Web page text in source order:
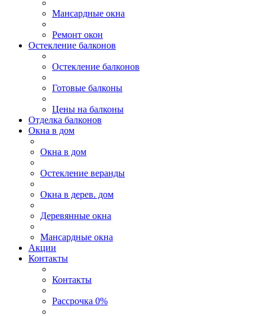
Мансардные окна
Ремонт окон
Остекление балконов
Остекление балконов
Готовые балконы
Цены на балконы
Отделка балконов
Окна в дом
Окна в дом
Остекление веранды
Окна в дерев. дом
Деревянные окна
Мансардные окна
Акции
Контакты
Контакты
Рассрочка 0%